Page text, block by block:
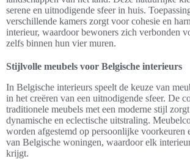
serene en uitnodigende sfeer in huis.
verschillende kamers zorgt voor cohesie en
interieur, waardoor bewoners zich verbonden
zelfs binnen hun vier muren.
Stijlvolle meubels voor Belgische interieurs
In Belgische interieurs speelt de keuze van
in het creëren van een uitnodigende sfeer. De
traditionele meubels met een moderne stijl
dynamische en eclectische uitstraling.
worden afgestemd op persoonlijke voorkeuren
van Belgische woningen, waardoor elk
krijgt.